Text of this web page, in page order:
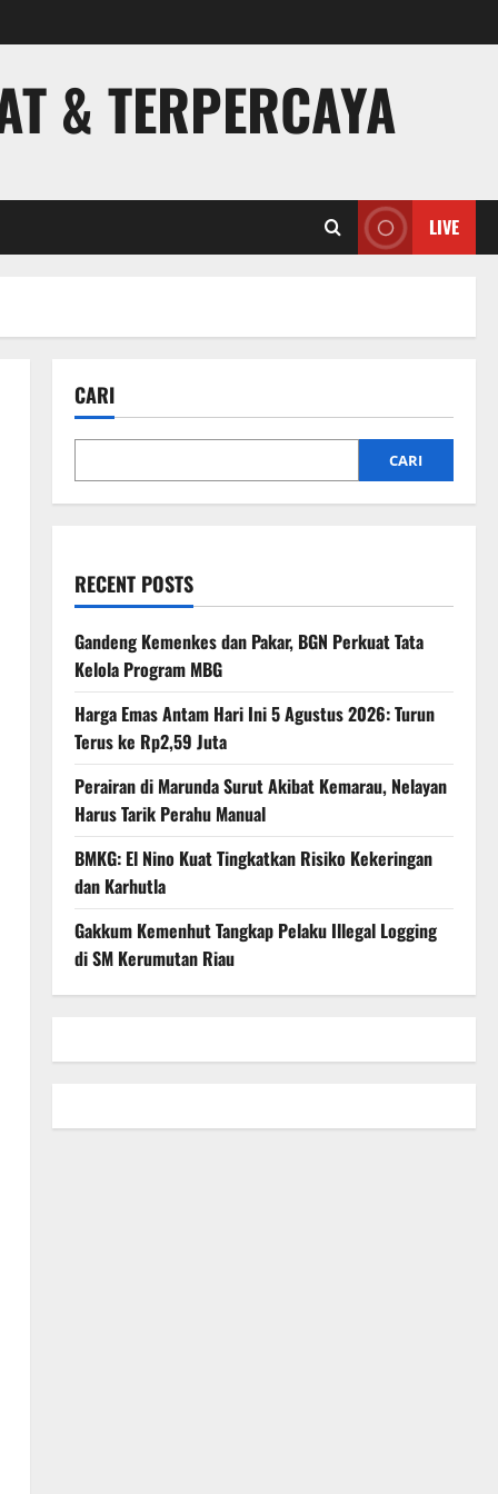
& TERPERCAYA
LIVE
CARI
CARI
RECENT POSTS
Gandeng Kemenkes dan Pakar, BGN Perkuat Tata
Kelola Program MBG
Harga Emas Antam Hari Ini 5 Agustus 2026: Turun
Terus ke Rp2,59 Juta
Perairan di Marunda Surut Akibat Kemarau, Nelayan
Harus Tarik Perahu Manual
BMKG: El Nino Kuat Tingkatkan Risiko Kekeringan
dan Karhutla
Gakkum Kemenhut Tangkap Pelaku Illegal Logging
di SM Kerumutan Riau